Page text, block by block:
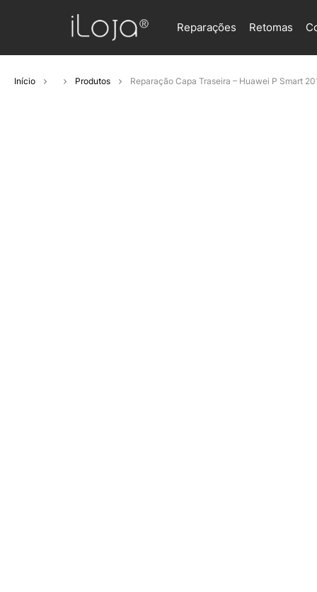
Reparações Retomas
Início Produtos Reparação Capa Traseira – Huawei P Smart